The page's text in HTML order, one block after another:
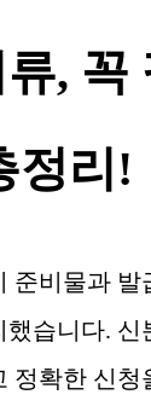
, 꼭
정리!
준비물과
습니다.
정확한 신